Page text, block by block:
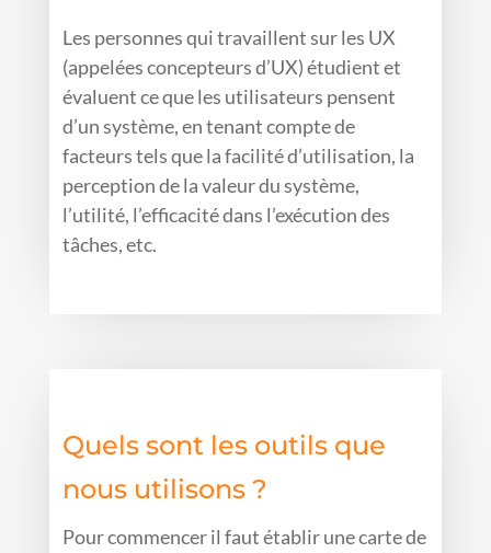
Les personnes qui travaillent sur les UX
(appelées concepteurs d’UX) étudient et
évaluent ce que les utilisateurs pensent
d’un système, en tenant compte de
facteurs tels que la facilité d’utilisation, la
perception de la valeur du système,
l’utilité, l’efficacité dans l’exécution des
tâches, etc.
Quels sont les outils que
nous utilisons ?
Pour commencer il faut établir une carte de